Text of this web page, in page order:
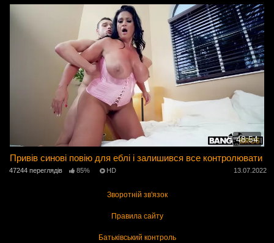
48:54
Привів синові повію для еблі і залишився все контролювати
47244 переглядів 85% HD 13.07.2022
Зворотній зв'язок
Правила сайту
Батьківський контроль